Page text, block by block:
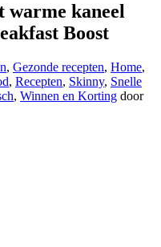
warme kaneel
Boost
, Gezonde recepten, Home,
, Recepten, Skinny, Snelle
, Winnen en Korting door